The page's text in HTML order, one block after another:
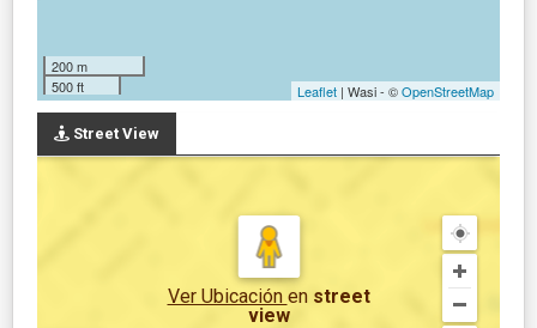
200 m
500 ft
Leaflet | Wasi - ©OpenStreetMap
Street View
Ver Ubicación en street
view